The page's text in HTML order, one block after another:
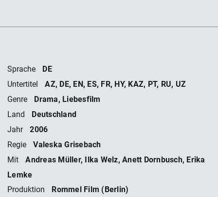
Sprache DE
Untertitel AZ, DE, EN, ES, FR, HY, KAZ, PT, RU, UZ
Genre Drama, Liebesfilm
Land Deutschland
Jahr 2006
Regie Valeska Grisebach
Mit
Andreas Müller, Ilka Welz, Anett Dornbusch, Erika
Lemke
Produktion Rommel Film (Berlin)